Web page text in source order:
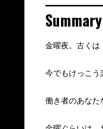
Summary
金曜夜。古くは
今でもけっこう
働き者のあなた